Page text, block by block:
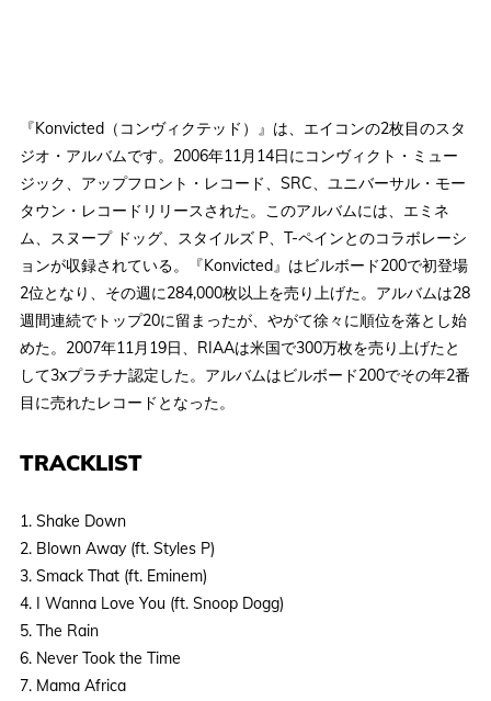
『Konvicted（コンヴィクテッド）』は、エイコンの2枚目のスタ
ジオ・アルバムです。2006年11月14日にコンヴィクト・ミュー
ジック、アップフロント・レコード、SRC、ユニバーサル・モー
タウン・レコードリリースされた。このアルバムには、エミネ
ム、スヌープ ドッグ、スタイルズ P、T-ペインとのコラボレーシ
ョンが収録されている。『Konvicted』はビルボード200で初登場
2位となり、その週に284,000枚以上を売り上げた。アルバムは28
週間連続でトップ20に留まったが、やがて徐々に順位を落とし始
めた。2007年11月19日、RIAAは米国で300万枚を売り上げたと
して3xプラチナ認定した。アルバムはビルボード200でその年2番
目に売れたレコードとなった。
TRACKLIST
1. Shake Down
2. Blown Away (ft. Styles P)
3. Smack That (ft. Eminem)
4. I Wanna Love You (ft. Snoop Dogg)
5. The Rain
6. Never Took the Time
7. Mama Africa